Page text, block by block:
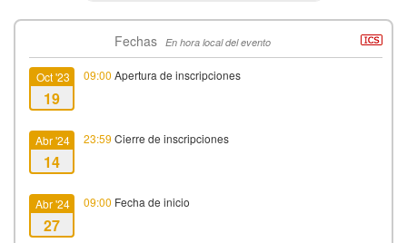
Fechas En hora local del evento
Oct '23
19
09:00 Apertura de inscripciones
Abr '24
14
23:59 Cierre de inscripciones
Abr '24
27
09:00 Fecha de inicio